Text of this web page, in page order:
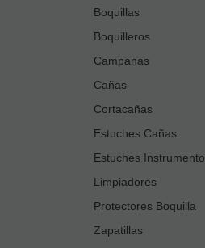
Boquillas
Boquilleros
Campanas
Cañas
Cortacañas
Estuches Cañas
Estuches Instrumento
Limpiadores
Protectores Boquilla
Zapatillas